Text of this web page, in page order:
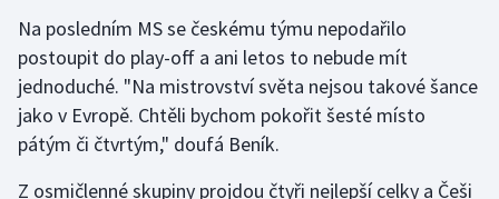
Rychlostní kanoistika
Short track
Sportovní střelba
Na posledním MS se českému týmu nepodařilo
postoupit do play-off a ani letos to nebude mít
jednoduché. "Na mistrovství světa nejsou takové šance
jako v Evropě. Chtěli bychom pokořit šesté místo
pátým či čtvrtým," doufá Beník.
Z osmičlenné skupiny projdou čtyři nejlepší celky a Češi